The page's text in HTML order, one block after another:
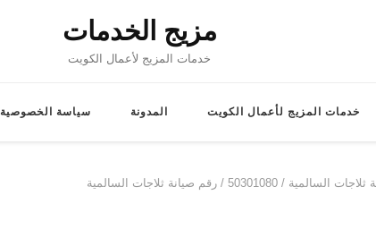
مزيج الخدمات
خدمات المزيج لأعمال الكويت
خدمات المزيج لأعمال الكويت المدونة سياسة الخصوصية
/ 50301080 / رقم صيانة ثلاجات السالمية